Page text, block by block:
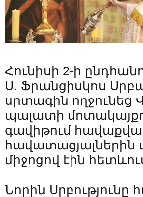
Հունիսի 2-ի
Ս. Ֆրանցիսկոս
սրտագին
պալատի
գավիթում
հավատացյալներին
միջոցով էին
Նորին